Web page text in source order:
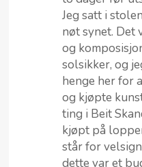
Jeg satt i
nøt synet. Det
og
solsikker, og
henge her for
og kjøpte
ting i Beit
kjøpt på
står for
dette var et